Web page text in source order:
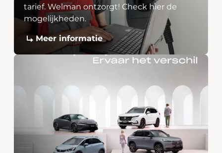
tarief. Welman ontzorgt! Check hier de
mogelijkheden.
Meer informatie